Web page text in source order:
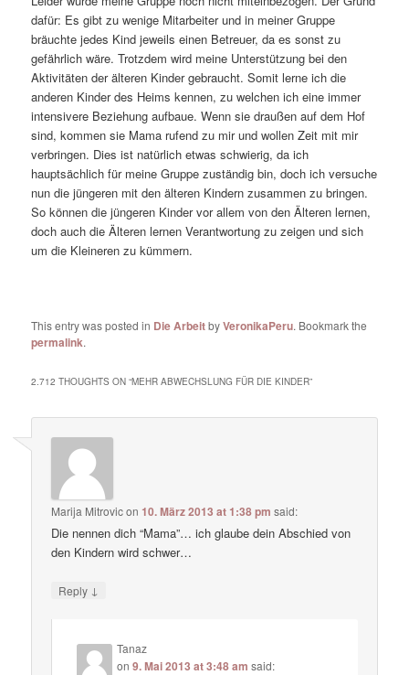
dafür: Es gibt zu wenige Mitarbeiter und in meiner Gruppe
bräuchte jedes Kind jeweils einen Betreuer, da es sonst zu
gefährlich wäre. Trotzdem wird meine Unterstützung bei den
Aktivitäten der älteren Kinder gebraucht. Somit lerne ich die
anderen Kinder des Heims kennen, zu welchen ich eine immer
intensivere Beziehung aufbaue. Wenn sie draußen auf dem Hof
sind, kommen sie Mama rufend zu mir und wollen Zeit mit mir
verbringen. Dies ist natürlich etwas schwierig, da ich
hauptsächlich für meine Gruppe zuständig bin, doch ich versuche
nun die jüngeren mit den älteren Kindern zusammen zu bringen.
So können die jüngeren Kinder vor allem von den Älteren lernen,
doch auch die Älteren lernen Verantwortung zu zeigen und sich
um die Kleineren zu kümmern.
This entry was posted in Die ArbeitbyVeronikaPeru. Bookmark the
permalink.
2.712 THOUGHTS ON “MEHR ABWECHSLUNG FÜR DIE KINDER”
Marija Mitrovicon10. März 2013 at 1:38 pm said:
Die nennen dich “Mama”… ich glaube dein Abschied von
den Kindern wird schwer…
Reply ↓
Tanaz
on9. Mai 2013 at 3:48 am said: